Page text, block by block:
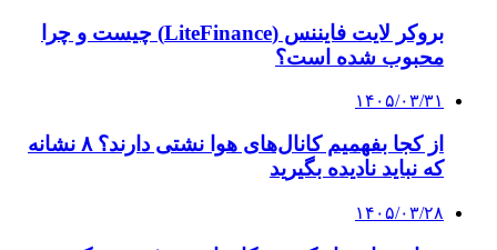
بروکر لایت فایننس (LiteFinance) چیست و چرا
محبوب شده است؟
۱۴۰۵/۰۳/۳۱
از کجا بفهمیم کانال‌های هوا نشتی دارند؟ ۸ نشانه
که نباید نادیده بگیرید
۱۴۰۵/۰۳/۲۸